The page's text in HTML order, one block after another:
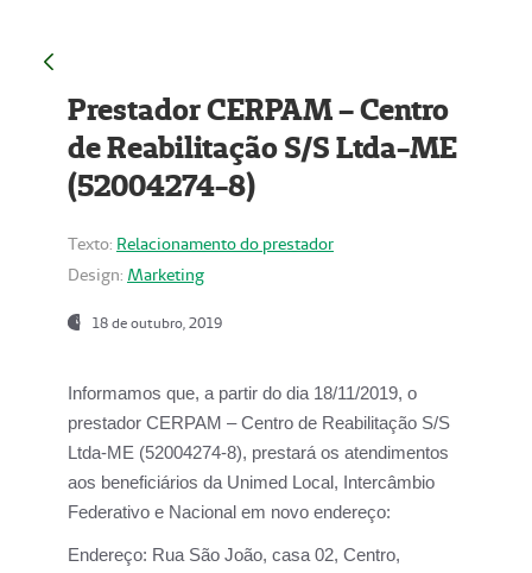
Prestador CERPAM – Centro
de Reabilitação S/S Ltda-ME
(52004274-8)
Texto: Relacionamento do prestador
Design: Marketing
18 de outubro, 2019
Informamos que, a partir do dia 18/11/2019, o
prestador CERPAM – Centro de Reabilitação S/S
Ltda-ME (52004274-8), prestará os atendimentos
aos beneficiários da Unimed Local, Intercâmbio
Federativo e Nacional em novo endereço:
Endereço: Rua São João, casa 02, Centro,